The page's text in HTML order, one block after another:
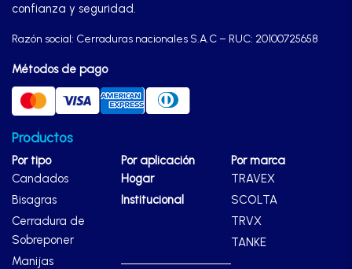
confianza y seguridad.
Razón social: Cerraduras nacionales S.A.C – RUC: 20100725658
Métodos de pago
Productos
Por tipo
Candados
Bisagras
Cerradura de
Sobreponer
Manijas
Por aplicación
Hogar
Institucional
Por marca
TRAVEX
SCOLTA
TRVX
TANKE